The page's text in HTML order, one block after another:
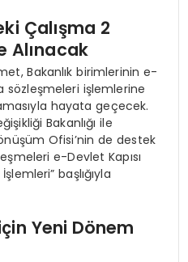
Çalışma 2
Alınacak
Bakanlık birimlerinin e-
sözleşmeleri işlemlerine
hayata geçecek.
Bakanlığı ile
Ofisi’nin de destek
e-Devlet Kapısı
başlığıyla
Yeni Dönem